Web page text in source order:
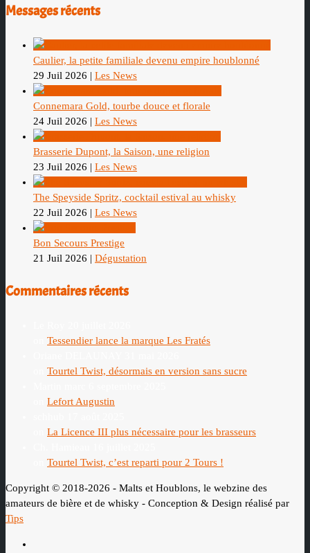
Messages récents
Caulier, la petite familiale devenu empire houblonné
29 Juil 2026 | Les News
Connemara Gold, tourbe douce et florale
24 Juil 2026 | Les News
Brasserie Dupont, la Saison, une religion
23 Juil 2026 | Les News
The Speyside Spritz, cocktail estival au whisky
22 Juil 2026 | Les News
Bon Secours Prestige
21 Juil 2026 | Dégustation
Commentaires récents
Tessendier lance la marque Les Fratés
Tourtel Twist, désormais en version sans sucre
Lefort Augustin
La Licence III plus nécessaire pour les brasseurs
Tourtel Twist, c’est reparti pour 2 Tours !
Copyright © 2018-2026 - Malts et Houblons, le webzine des
amateurs de bière et de whisky - Conception & Design réalisé par
Tips